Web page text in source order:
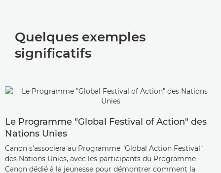
Quelques exemples
significatifs
Le Programme "Global Festival of Action" des
Nations Unies
Canon s’associera au Programme "Global Action Festival"
des Nations Unies, avec les participants du Programme
Canon dédié à la jeunesse pour démontrer comment la